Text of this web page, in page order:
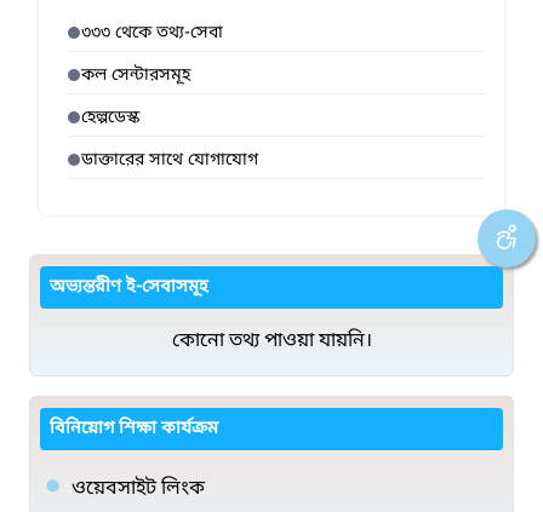
৩৩৩ থেকে তথ্য-সেবা
কল সেন্টারসমূহ
হেল্পডেস্ক
ডাক্তারের সাথে যোগাযোগ
অভ্যন্তরীণ ই-সেবাসমূহ
কোনো তথ্য পাওয়া যায়নি।
বিনিয়োগ শিক্ষা কার্যক্রম
ওয়েবসাইট লিংক